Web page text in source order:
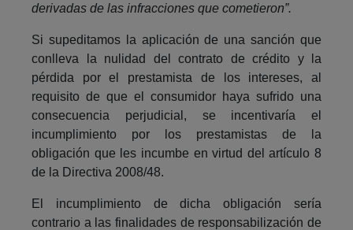
derivadas de las infracciones que cometieron”.
Si supeditamos la aplicación de una sanción que
conlleva la nulidad del contrato de crédito y la
pérdida por el prestamista de los intereses, al
requisito de que el consumidor haya sufrido una
consecuencia perjudicial, se incentivaría el
incumplimiento por los prestamistas de la
obligación que les incumbe en virtud del artículo 8
de la Directiva 2008/48.
El incumplimiento de dicha obligación sería
contrario a las finalidades de responsabilización de